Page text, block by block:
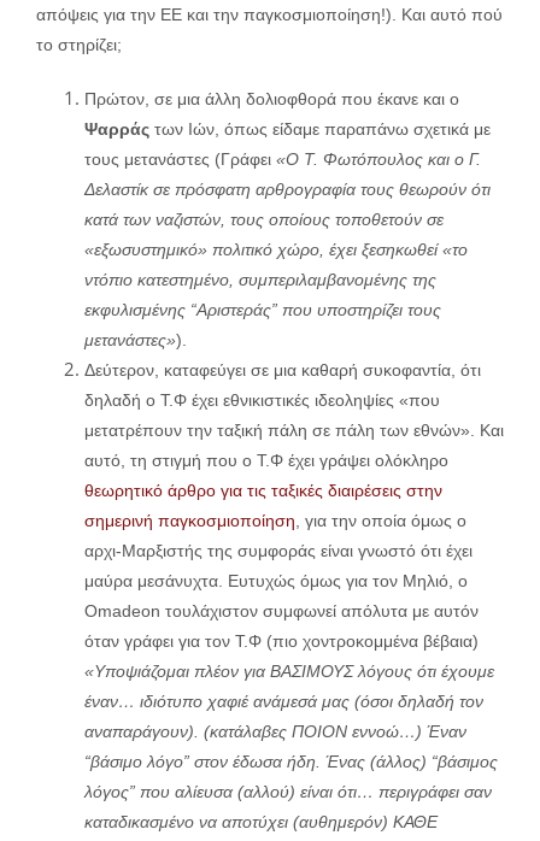
απόψεις για την ΕΕ και την παγκοσμιοποίηση!). Και αυτό πού
το στηρίζει;
Πρώτον, σε μια άλλη δολιοφθορά που έκανε και ο
Ψαρράς των Ιών, όπως είδαμε παραπάνω σχετικά με
τους μετανάστες (Γράφει «Ο Τ. Φωτόπουλος και ο Γ.
Δελαστίκ σε πρόσφατη αρθρογραφία τους θεωρούν ότι
κατά των ναζιστών, τους οποίους τοποθετούν σε
«εξωσυστημικό» πολιτικό χώρο, έχει ξεσηκωθεί «το
ντόπιο κατεστημένο, συμπεριλαμβανομένης της
εκφυλισμένης “Αριστεράς” που υποστηρίζει τους
μετανάστες»).
Δεύτερον, καταφεύγει σε μια καθαρή συκοφαντία, ότι
δηλαδή ο Τ.Φ έχει εθνικιστικές ιδεοληψίες «που
μετατρέπουν την ταξική πάλη σε πάλη των εθνών». Και
αυτό, τη στιγμή που ο Τ.Φ έχει γράψει ολόκληρο
θεωρητικό άρθρο για τις ταξικές διαιρέσεις στην
σημερινή παγκοσμιοποίηση , για την οποία όμως ο
αρχι-Μαρξιστής της συμφοράς είναι γνωστό ότι έχει
μαύρα μεσάνυχτα. Ευτυχώς όμως για τον Μηλιό, ο
Omadeon τουλάχιστον συμφωνεί απόλυτα με αυτόν
όταν γράφει για τον Τ.Φ (πιο χοντροκομμένα βέβαια)
«Υποψιάζομαι πλέον για ΒΑΣΙΜΟΥΣ λόγους ότι έχουμε
έναν… ιδιότυπο χαφιέ ανάμεσά μας (όσοι δηλαδή τον
αναπαράγουν). (κατάλαβες ΠΟΙΟΝ εννοώ…) Έναν
“βάσιμο λόγο” στον έδωσα ήδη. Ένας (άλλος) “βάσιμος
λόγος” που αλίευσα (αλλού) είναι ότι… περιγράφει σαν
καταδικασμένο να αποτύχει (αυθημερόν) ΚΑΘΕ